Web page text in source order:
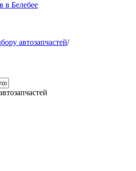
в Белебее
автозапчастей/